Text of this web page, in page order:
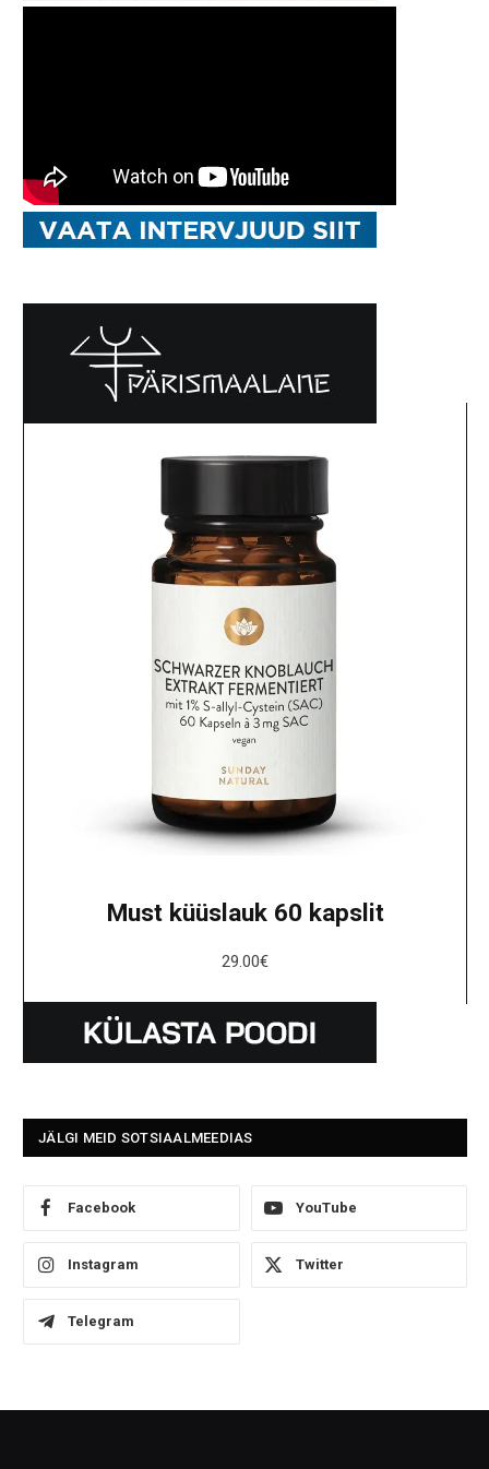
Must küüslauk 60 kapslit
29.00€
JÄLGI MEID SOTSIAALMEEDIAS
Facebook YouTube
Instagram Twitter
Telegram